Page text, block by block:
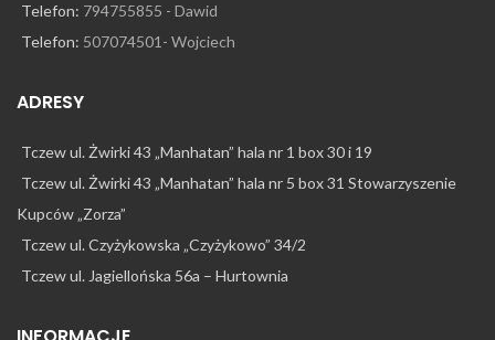
Telefon: 794755855 - Dawid
Telefon: 507074501- Wojciech
ADRESY
Tczew ul. Żwirki 43 „Manhatan” hala nr 1 box 30 i 19
Tczew ul. Żwirki 43 „Manhatan” hala nr 5 box 31 Stowarzyszenie
Kupców „Zorza”
Tczew ul. Czyżykowska „Czyżykowo” 34/2
Tczew ul. Jagiellońska 56a – Hurtownia